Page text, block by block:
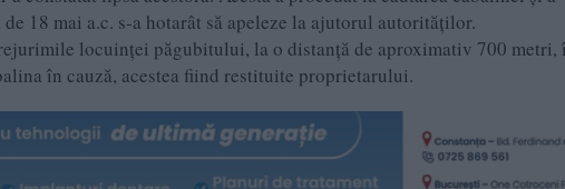
18 mai a.c. s-a hotarât să apeleze la ajutorul autorităţilor.
locuinţei păgubitului, la o distanţă de aproximativ 700 metri,
în cauză, acestea fiind restituite proprietarului.